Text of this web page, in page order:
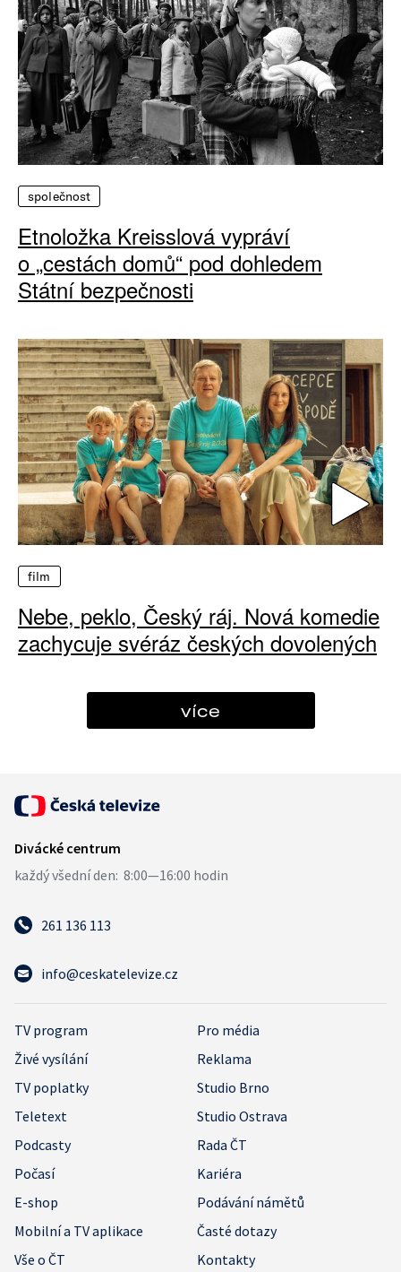
společnost
Etnoložka Kreisslová vypráví
o „cestách domů“ pod dohledem
Státní bezpečnosti
film
Nebe, peklo, Český ráj. Nová komedie
zachycuje svéráz českých dovolených
více
261 136 113
info@ceskatelevize.cz
TV program
Pro média
Živé vysílání
Reklama
TV poplatky
Studio Brno
Teletext
Studio Ostrava
Podcasty
Rada ČT
Počasí
Kariéra
E-shop
Podávání námětů
Mobilní a TV aplikace
Časté dotazy
Vše o ČT
Kontakty